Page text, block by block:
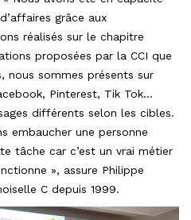
grâce aux
réalisés sur le chapitre
proposées par la CCI que
nous sommes présents sur
Pinterest, Tik Tok…
différents selon les cibles.
embaucher une personne
tâche car c’est un vrai métier
», assure Philippe
C depuis 1999.